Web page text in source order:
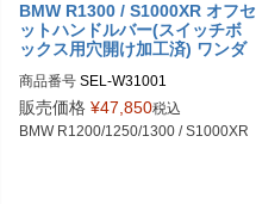
BMW R1300 / S1000XR オフセ
ットハンドルバー(スイッチボ
ックス用穴開け加工済) ワンダ
商品番号 SEL-W31001
販売価格 ¥47,850税込
BMW R1200/1250/1300 / S1000XR